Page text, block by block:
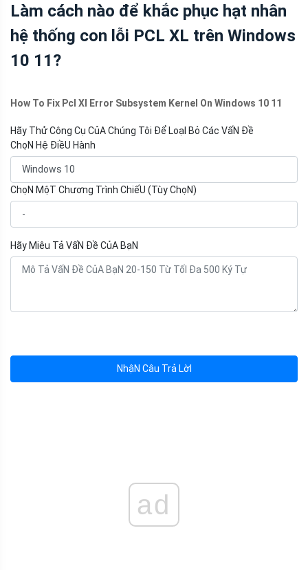
Làm cách nào để khắc phục hạt nhân
hệ thống con lỗi PCL XL trên Windows
10 11?
How To Fix Pcl Xl Error Subsystem Kernel On Windows 10 11
Hãy Thử Công Cụ CủA Chúng Tôi Để LoạI Bỏ Các VấN Đề
ChọN Hệ ĐiềU Hành
ChọN MộT Chương Trình ChiếU (Tùy ChọN)
Hãy Miêu Tả VấN Đề CủA BạN
NhậN Câu Trả LờI
ad